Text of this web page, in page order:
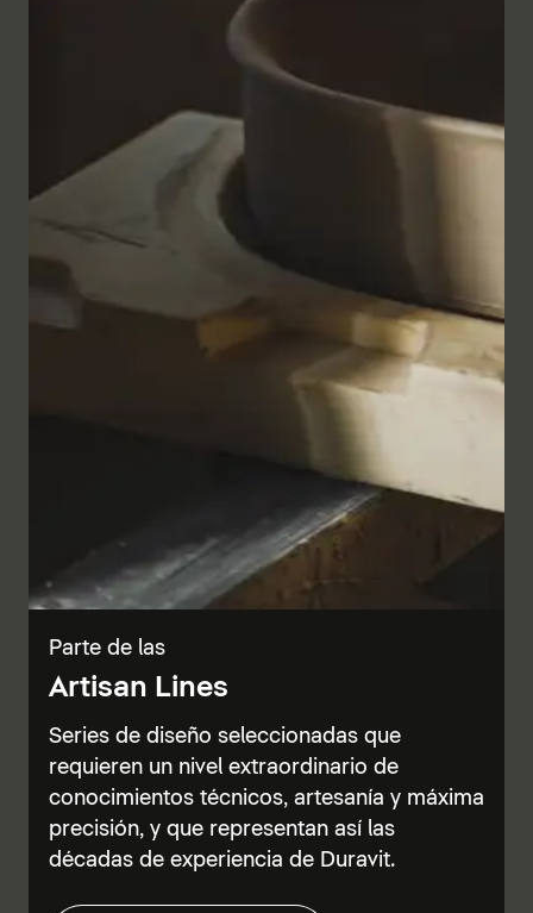
Parte de las
Artisan Lines
Series de diseño seleccionadas que
requieren un nivel extraordinario de
conocimientos técnicos, artesanía y máxima
precisión, y que representan así las
décadas de experiencia de Duravit.